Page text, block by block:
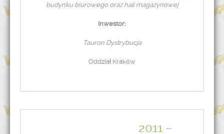
budynku biurowego oraz hali magazynowej
Inwestor:
Tauron Dystrybucja
Oddział Kraków
2011 –